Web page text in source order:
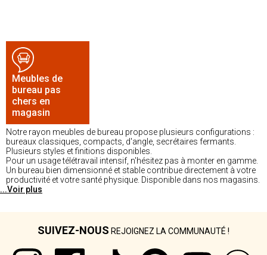
Meubles de
bureau pas
chers en
magasin
Notre rayon meubles de bureau propose plusieurs configurations :
bureaux classiques, compacts, d'angle, secrétaires fermants.
Plusieurs styles et finitions disponibles.
Pour un usage télétravail intensif, n'hésitez pas à monter en gamme.
Un bureau bien dimensionné et stable contribue directement à votre
productivité et votre santé physique. Disponible dans nos magasins.
...Voir plus
SUIVEZ-NOUS REJOIGNEZ LA COMMUNAUTÉ !